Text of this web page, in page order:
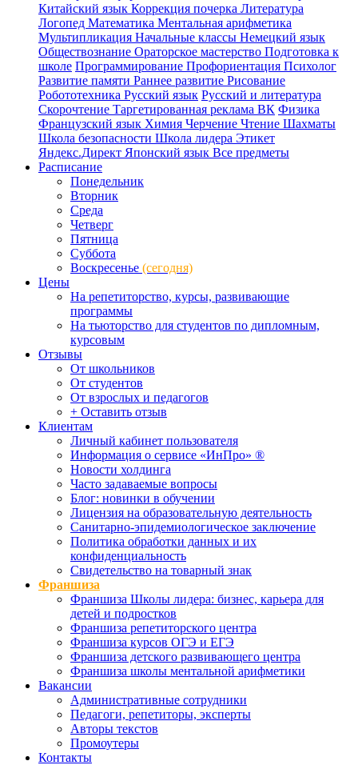
Китайский язык Коррекция почерка Литература
Логопед Математика Ментальная арифметика
Мультипликация Начальные классы Немецкий язык
Обществознание Ораторское мастерство Подготовка к
школе Программирование Профориентация Психолог
Развитие памяти Раннее развитие Рисование
Робототехника Русский язык Русский и литература
Скорочтение Таргетированная реклама ВК Физика
Французский язык Химия Черчение Чтение Шахматы
Школа безопасности Школа лидера Этикет
Яндекс.Директ Японский язык Все предметы
Расписание
Понедельник
Вторник
Среда
Четверг
Пятница
Суббота
Воскресенье (сегодня)
Цены
На репетиторство, курсы, развивающие
программы
На тьюторство для студентов по дипломным,
курсовым
Отзывы
От школьников
От студентов
От взрослых и педагогов
+ Оставить отзыв
Клиентам
Личный кабинет пользователя
Информация о сервисе «ИнПро» ®
Новости холдинга
Часто задаваемые вопросы
Блог: новинки в обучении
Лицензия на образовательную деятельность
Санитарно-эпидемиологическое заключение
Политика обработки данных и их
конфиденциальность
Свидетельство на товарный знак
Франшиза
Франшиза Школы лидера: бизнес, карьера для
детей и подростков
Франшиза репетиторского центра
Франшиза курсов ОГЭ и ЕГЭ
Франшиза детского развивающего центра
Франшиза школы ментальной арифметики
Вакансии
Административные сотрудники
Педагоги, репетиторы, эксперты
Авторы текстов
Промоутеры
Контакты